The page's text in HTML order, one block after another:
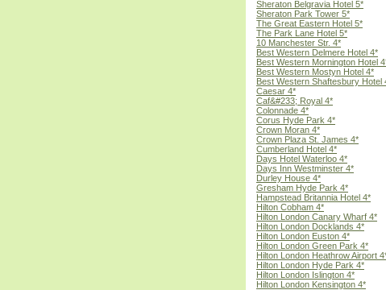
Sheraton Belgravia Hotel 5*
Sheraton Park Tower 5*
The Great Eastern Hotel 5*
The Park Lane Hotel 5*
10 Manchester Str. 4*
Best Western Delmere Hotel 4*
Best Western Mornington Hotel
Best Western Mostyn Hotel 4*
Best Western Shaftesbury Hotel
Caesar 4*
Caf&#233; Royal 4*
Colonnade 4*
Corus Hyde Park 4*
Crown Moran 4*
Crown Plaza St. James 4*
Cumberland Hotel 4*
Days Hotel Waterloo 4*
Days Inn Westminster 4*
Durley House 4*
Gresham Hyde Park 4*
Hampstead Britannia Hotel 4*
Hilton Cobham 4*
Hilton London Canary Wharf 4*
Hilton London Docklands 4*
Hilton London Euston 4*
Hilton London Green Park 4*
Hilton London Heathrow Airport
Hilton London Hyde Park 4*
Hilton London Islington 4*
Hilton London Kensington 4*